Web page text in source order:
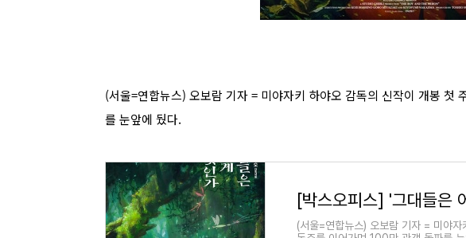
(서울=연합뉴스) 오보람 기자 = 미야자키 하야오 감독의 신작이 개봉 첫
를 눈앞에 뒀다.
(서울=연합뉴스) 오보람 기자 = 미야